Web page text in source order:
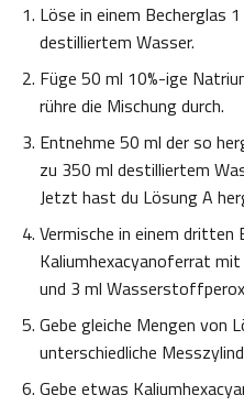
Löse in einem Becherglas
destilliertem Wasser.
Füge 50 ml 10%-ige
rühre die Mischung durch.
Entnehme 50 ml der so
zu 350 ml destilliertem
Jetzt hast du Lösung A
Vermische in einem dritten
Kaliumhexacyanoferrat
und 3 ml
Gebe gleiche Mengen von
unterschiedliche
Gebe etwas